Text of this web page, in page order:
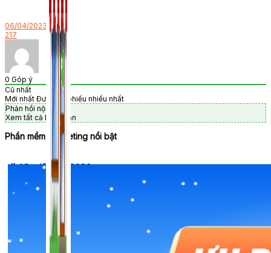
06/04/2023
217
0 Góp ý
Cũ nhất
Mới nhất Được bỏ phiếu nhiều nhất
Phản hồi nội tuyến
Xem tất cả bình luận
Phần mềm Marketing nổi bật
🎉 Ưu đãi Tết 2026